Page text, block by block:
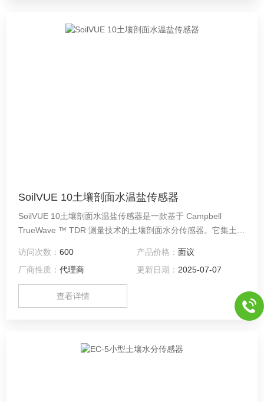
SoilVUE 10土壤剖面水温盐传感器
SoilVUE 10土壤剖面水温盐传感器是一款基于 Campbell
TrueWave ™ TDR 测量技术的土壤剖面水分传感器。它集土壤
人员和环境监测网络而研制。 SoilVUE ™ 10 体现了土壤水分
原位测量技术的创新和进步，是土壤剖面水分等状况监测的最
好选择。
访问次数：600 产品价格： 面议
厂商性质：代理商 更新日期： 2025-07-07
查看详情